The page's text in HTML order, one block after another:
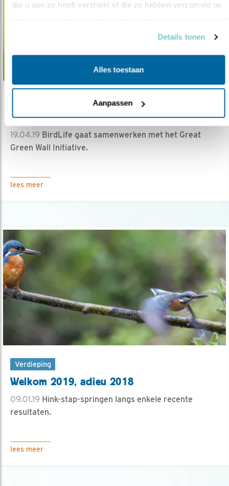
die u aan ze heeft verstrekt of die ze hebben verzameld op
Details tonen
Alles toestaan
Aanpassen
Kansen voor trekvogels
19.04.19 BirdLife gaat samenwerken met het Great
Green Wall Initiative.
lees meer
Verdieping
Welkom 2019, adieu 2018
09.01.19 Hink-stap-springen langs enkele recente
resultaten.
lees meer